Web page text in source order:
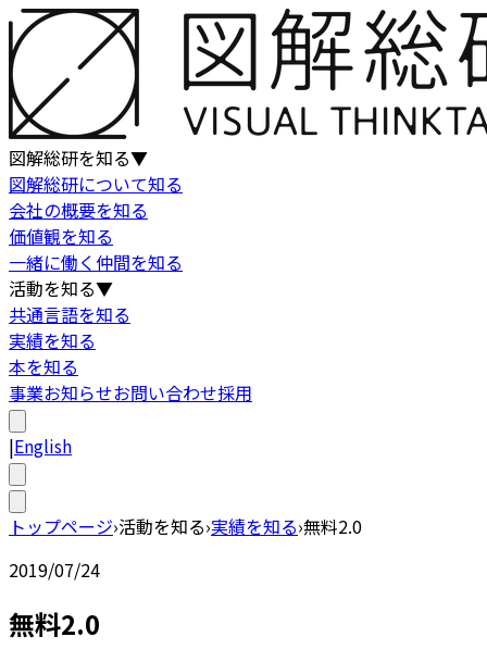
図解総研を知る▼
図解総研について知る
会社の概要を知る
価値観を知る
一緒に働く仲間を知る
活動を知る▼
共通言語を知る
実績を知る
本を知る
事業お知らせお問い合わせ採用
|English
トップページ›活動を知る›実績を知る›無料2.0
2019/07/24
無料2.0